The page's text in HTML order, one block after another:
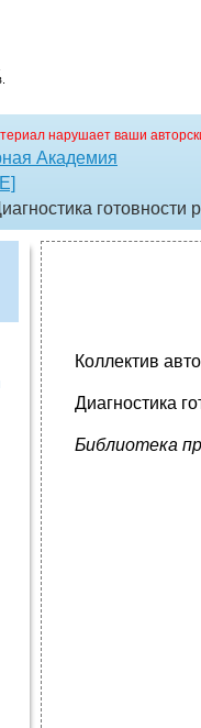
нарушает ваши
Академия
готовности
Коллектив
Диагностика
Библиотека